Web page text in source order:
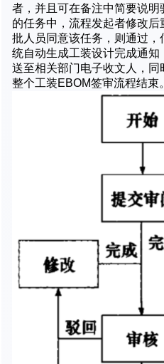
者，并且可在备注中简要说
的任务中，流程发起者修改
批人员同意该任务，则通过
统自动生成工装设计完成通
送至相关部门电子收文人，同
整个工装EBOM签审流程结束。